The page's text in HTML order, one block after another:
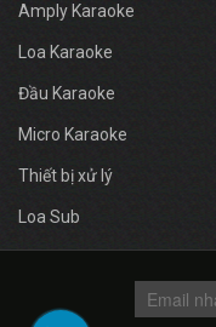
Amply Karaoke
Loa Karaoke
Đầu Karaoke
Micro Karaoke
Thiết bị xử lý
Loa Sub